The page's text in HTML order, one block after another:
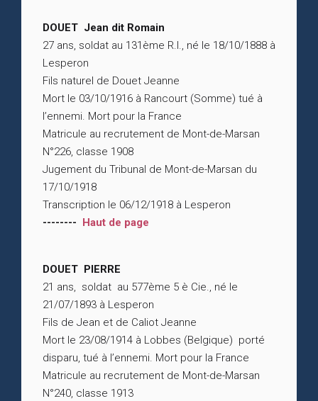
DOUET Jean dit Romain
27 ans, soldat au 131ème R.I., né le 18/10/1888 à
Lesperon
Fils naturel de Douet Jeanne
Mort le 03/10/1916 à Rancourt (Somme) tué à
l’ennemi. Mort pour la France
Matricule au recrutement de Mont-de-Marsan
N°226, classe 1908
Jugement du Tribunal de Mont-de-Marsan du
17/10/1918
Transcription le 06/12/1918 à Lesperon
-------- Haut de page
DOUET PIERRE
21 ans, soldat au 577ème 5 è Cie., né le
21/07/1893 à Lesperon
Fils de Jean et de Caliot Jeanne
Mort le 23/08/1914 à Lobbes (Belgique) porté
disparu, tué à l’ennemi. Mort pour la France
Matricule au recrutement de Mont-de-Marsan
N°240, classe 1913